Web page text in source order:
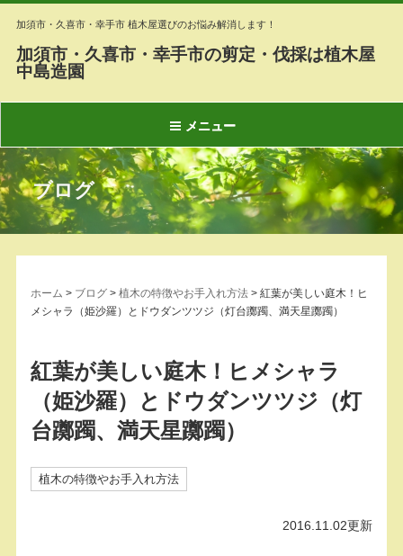
加須市・久喜市・幸手市 植木屋選びのお悩み解消します！
加須市・久喜市・幸手市の剪定・伐採は植木屋
中島造園
メニュー
ブログ
ホーム > ブログ >植木の特徴やお手入れ方法 >紅葉が美しい庭木！ヒ
メシャラ（姫沙羅）とドウダンツツジ（灯台躑躅、満天星躑躅）
紅葉が美しい庭木！ヒメシャラ
（姫沙羅）とドウダンツツジ（灯
台躑躅、満天星躑躅）
植木の特徴やお手入れ方法
2016.11.02更新